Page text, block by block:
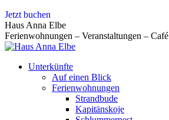
Zum
Inhalt
springen
Jetzt buchen
Haus Anna Elbe
Ferienwohnungen – Veranstaltungen – Café
Unterkünfte
Auf einen Blick
Ferienwohnungen
Strandbude
Kapitänskoje